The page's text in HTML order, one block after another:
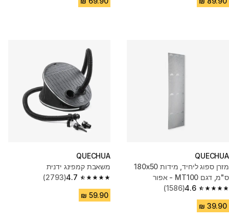
QUECHUA
מזרן ספוג ליחיד, מידות ‏180x50
ס"מ, דגם MT100 - אפור
4.6
4.6 out of 5 stars from 1586 reviews
(1586)
QUECHUA
משאבת קמפינג ידנית
4.7
4.7 out of 5 stars from 2793 reviews
(2793)